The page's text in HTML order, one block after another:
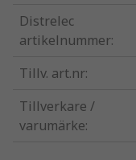
Distrelec
artikelnummer:
Tillv. art.nr:
Tillverkare /
varumärke: